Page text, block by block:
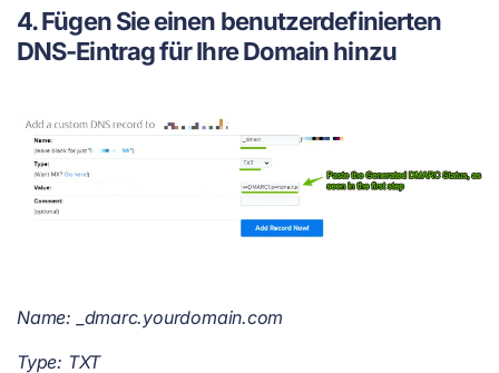
4. Fügen Sie einen benutzerdefinierten
DNS-Eintrag für Ihre Domain hinzu
Name: _dmarc.yourdomain.com
Type: TXT